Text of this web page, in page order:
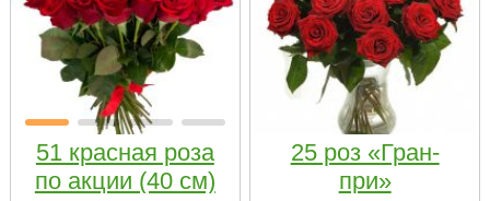
51 красная роза
по акции (40 см)
25 роз «Гран-
при»